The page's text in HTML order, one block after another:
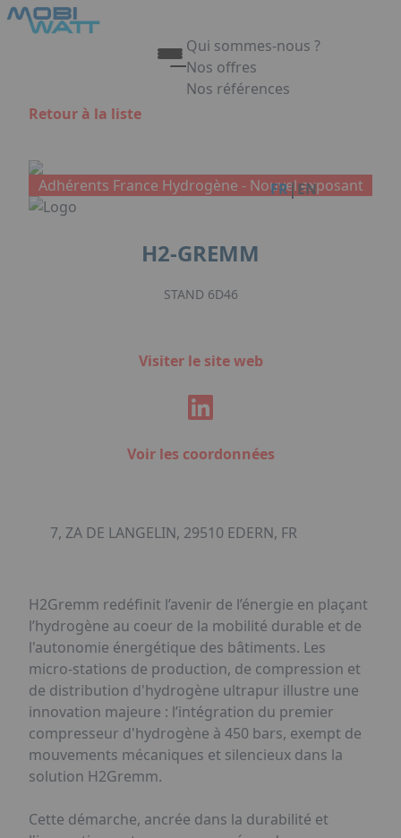
Aller au contenu principal
Qui sommes-nous ?
Nos offres
Nos références
FR|EN
Retour à la liste
Adhérents France Hydrogène - Nouvel exposant
H2-GREMM
STAND 6D46
Visiter le site web
Voir les coordonnées
7, ZA DE LANGELIN, 29510 EDERN, FR
H2Gremm redéfinit l’avenir de l’énergie en plaçant
l’hydrogène au coeur de la mobilité durable et de
l'autonomie énergétique des bâtiments. Les
micro-stations de production, de compression et
de distribution d'hydrogène ultrapur illustre une
innovation majeure : l’intégration du premier
compresseur d'hydrogène à 450 bars, exempt de
mouvements mécaniques et silencieux dans la
solution H2Gremm.
Cette démarche, ancrée dans la durabilité et
Panneau de gestion des cookies